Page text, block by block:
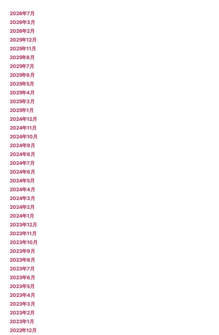
2026年7月
2026年3月
2026年2月
2025年12月
2025年11月
2025年8月
2025年7月
2025年6月
2025年5月
2025年4月
2025年3月
2025年1月
2024年12月
2024年11月
2024年10月
2024年9月
2024年8月
2024年7月
2024年6月
2024年5月
2024年4月
2024年3月
2024年2月
2024年1月
2023年12月
2023年11月
2023年10月
2023年9月
2023年8月
2023年7月
2023年6月
2023年5月
2023年4月
2023年3月
2023年2月
2023年1月
2022年12月